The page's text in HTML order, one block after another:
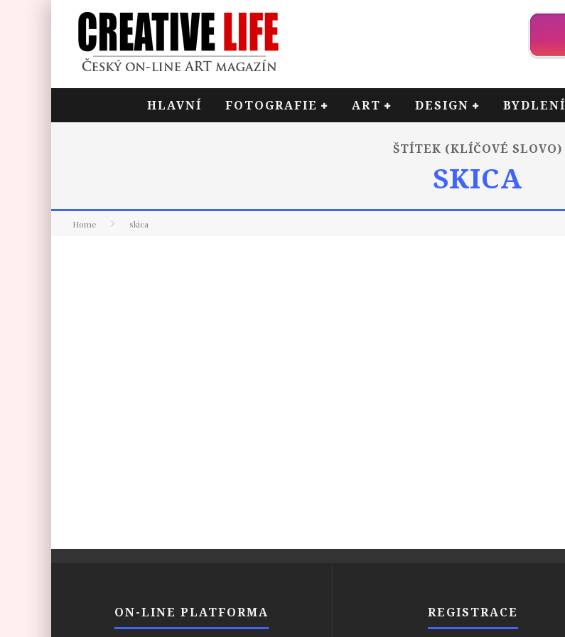
HLAVNÍ FOTOGRAFIE ART DESIGN BYDLENÍ
ŠTÍTEK (KLÍČOVÉ SLOVO)
SKICA
Home skica
ON-LINE PLATFORMA REGISTRACE